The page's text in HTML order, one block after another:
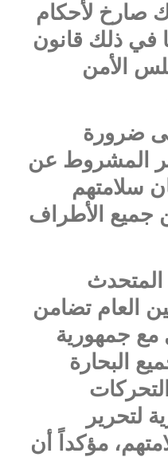
صارخ لأحكام
في ذلك قانون
الأمن
ضرورة
المشروط عن
سلامتهم
جميع الأطراف
العام تضامن
مع جمهورية
البحارة
لتحرير
مؤكداً أن